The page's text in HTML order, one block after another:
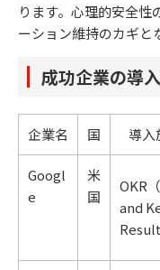
ります。心理的安全
ーション維持のカギと
成功企業の導
企業名 国 導入
Googl
e
米
国
OKR
and